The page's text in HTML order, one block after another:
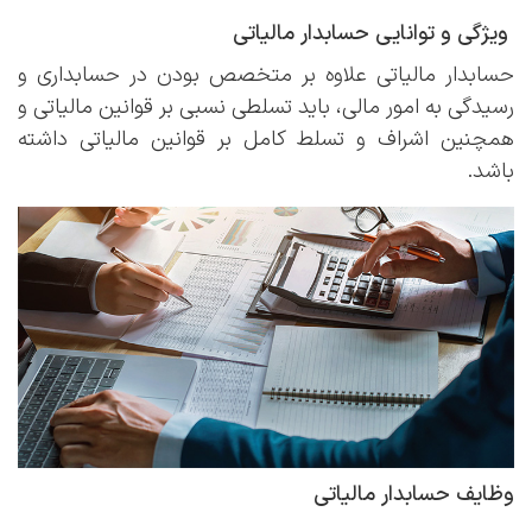
ویژگی و توانایی حسابدار مالیاتی
حسابدار مالیاتی علاوه بر متخصص بودن در حسابداری و
رسیدگی به امور مالی، باید تسلطی نسبی بر قوانین مالیاتی و
همچنین اشراف و تسلط کامل بر قوانین مالیاتی داشته
باشد.
وظایف حسابدار مالیاتی